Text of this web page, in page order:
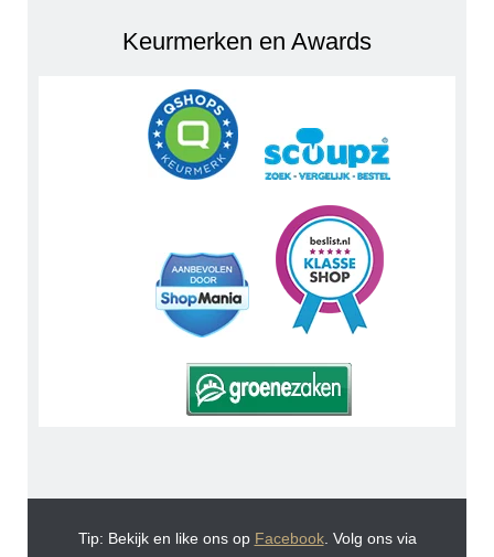
Keurmerken en Awards
Tip: Bekijk en like ons op Facebook. Volg ons via